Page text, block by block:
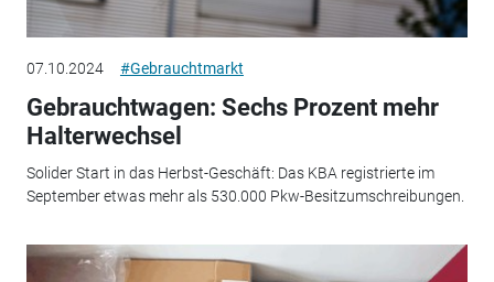
07.10.2024 #Gebrauchtmarkt
Gebrauchtwagen: Sechs Prozent mehr
Halterwechsel
Solider Start in das Herbst-Geschäft: Das KBA registrierte im
September etwas mehr als 530.000 Pkw-Besitzumschreibungen.